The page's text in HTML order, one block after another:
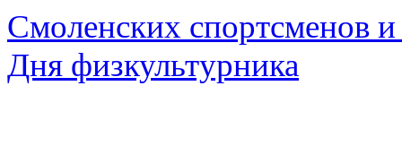
Смоленских спортсменов
Дня физкультурника